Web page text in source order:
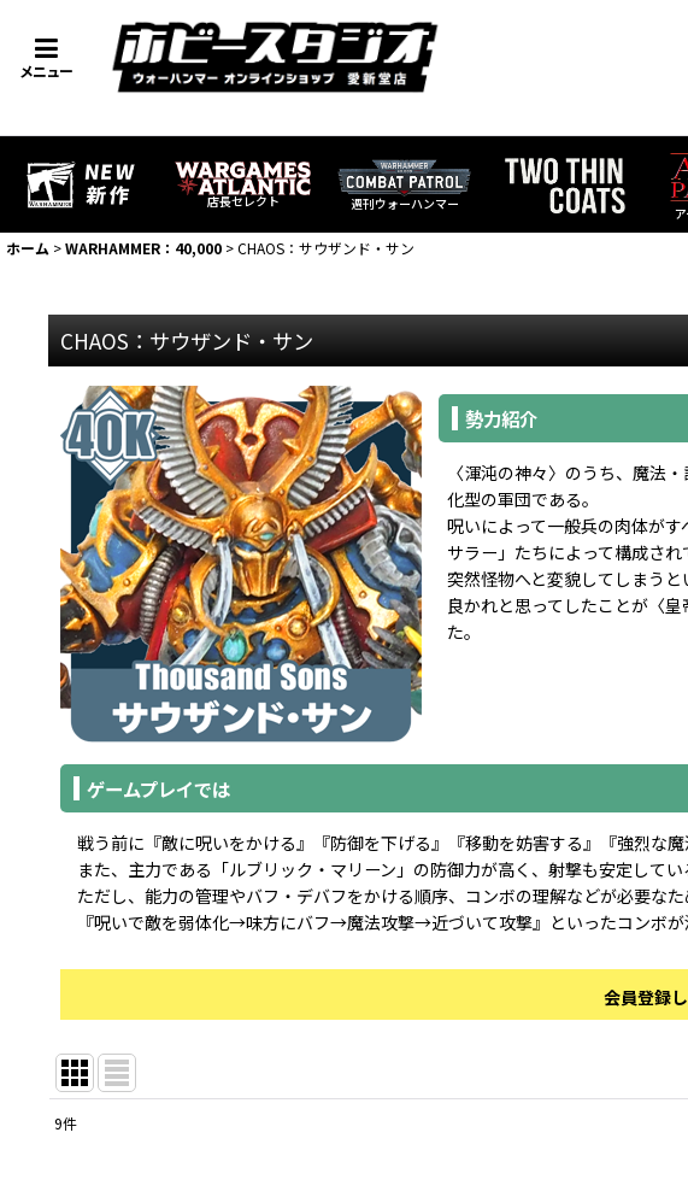
メニュー
店長セレクト 週刊ウォーハンマー
ホーム >WARHAMMER：40,000 >CHAOS：サウザンド・サン
CHAOS：サウザンド・サン
勢力紹介
〈渾沌の神々〉のうち、魔法
化型の軍団である。
呪いによって一般兵の肉体が
サラー」たちによって構成され
突然怪物へと変貌してしまう
良かれと思ってしたことが〈
た。
ゲームプレイでは
戦う前に『敵に呪いをかける』『防御を下げる』『移動を妨害する』『強烈な
また、主力である「ルブリック・マリーン」の防御力が高く、射撃も安定して
ただし、能力の管理やバフ・デバフをかける順序、コンボの理解などが必要なた
『呪いで敵を弱体化→味方にバフ→魔法攻撃→近づいて攻撃』といったコンボが
会員登録
9件